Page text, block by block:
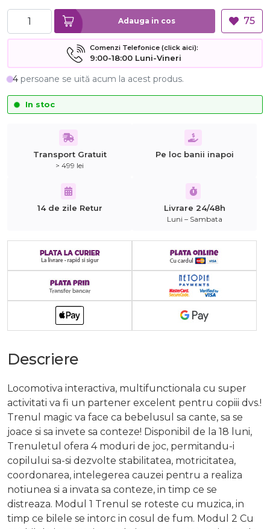
Adauga in cos 75
Comenzi Telefonice (click aici):
9:00-18:00 Luni-Vineri
4 persoane se uită acum la acest produs.
In stoc
Transport Gratuit
> 499 lei
Pe loc banii inapoi
14 de zile Retur Livrare 24/48h
Luni – Sambata
Descriere
Locomotiva interactiva, multifunctionala cu super
activitati va fi un partener excelent pentru copiii dvs.!
Trenul magic va face ca bebelusul sa cante, sa se
joace si sa invete sa conteze! Disponibil de la 18 luni,
Trenuletul ofera 4 moduri de joc, permitandu-i
copilului sa-si dezvolte stabilitatea, motricitatea,
coordonarea, intelegerea cauzei pentru a realiza
notiunea si a invata sa conteze, in timp ce se
distreaza. Modul 1 Trenul se roteste cu muzica, in
timp ce bilele se intorc in cosul de fum. Modul 2 Cu